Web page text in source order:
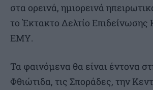
στα ορεινά, ημιορεινά
το Έκτακτο Δελτίο Επιδείνωσης
ΕΜΥ.
Τα φαινόμενα θα είναι έντονα
Φθιώτιδα, τις Σποράδες, την